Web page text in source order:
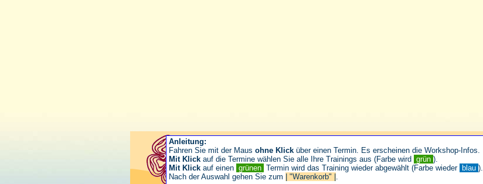
Anleitung:
Fahren Sie mit der Maus ohne Klick über einen Termin. Es erscheinen die Workshop-Infos.
Mit Klick auf die Termine wählen Sie alle Ihre Trainings aus (Farbe wird grün ).
Mit Klick auf einen grünen Termin wird das Training wieder abgewählt (Farbe wieder blau ).
Nach der Auswahl gehen Sie zum
| "Warenkorb" | .